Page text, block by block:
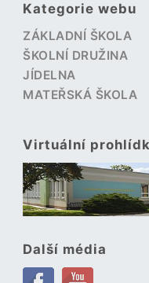
Kategorie webu
ZÁKLADNÍ ŠKOLA
ŠKOLNÍ DRUŽINA
JÍDELNA
MATEŘSKÁ ŠKOLA
Virtuální
Další média